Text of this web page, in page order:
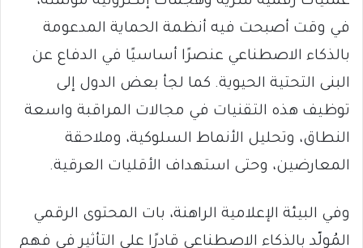
في وقت أصبحت فيه أنظمة الحماية المدعومة
بالذكاء الاصطناعي عنصرًا أساسيًا في الدفاع عن
البنى التحتية الحيوية. كما لجأ بعض الدول إلى
توظيف هذه التقنيات في مجالات المراقبة واسعة
النطاق، وتحليل الأنماط السلوكية، وملاحقة
المعارضين، وحتى استهداف الأقليات العرقية.
وفي البيئة الإعلامية الراهنة، بات المحتوى الرقمي
المُولّد بالذكاء الاصطناعي قادرًا على التأثير في فهم